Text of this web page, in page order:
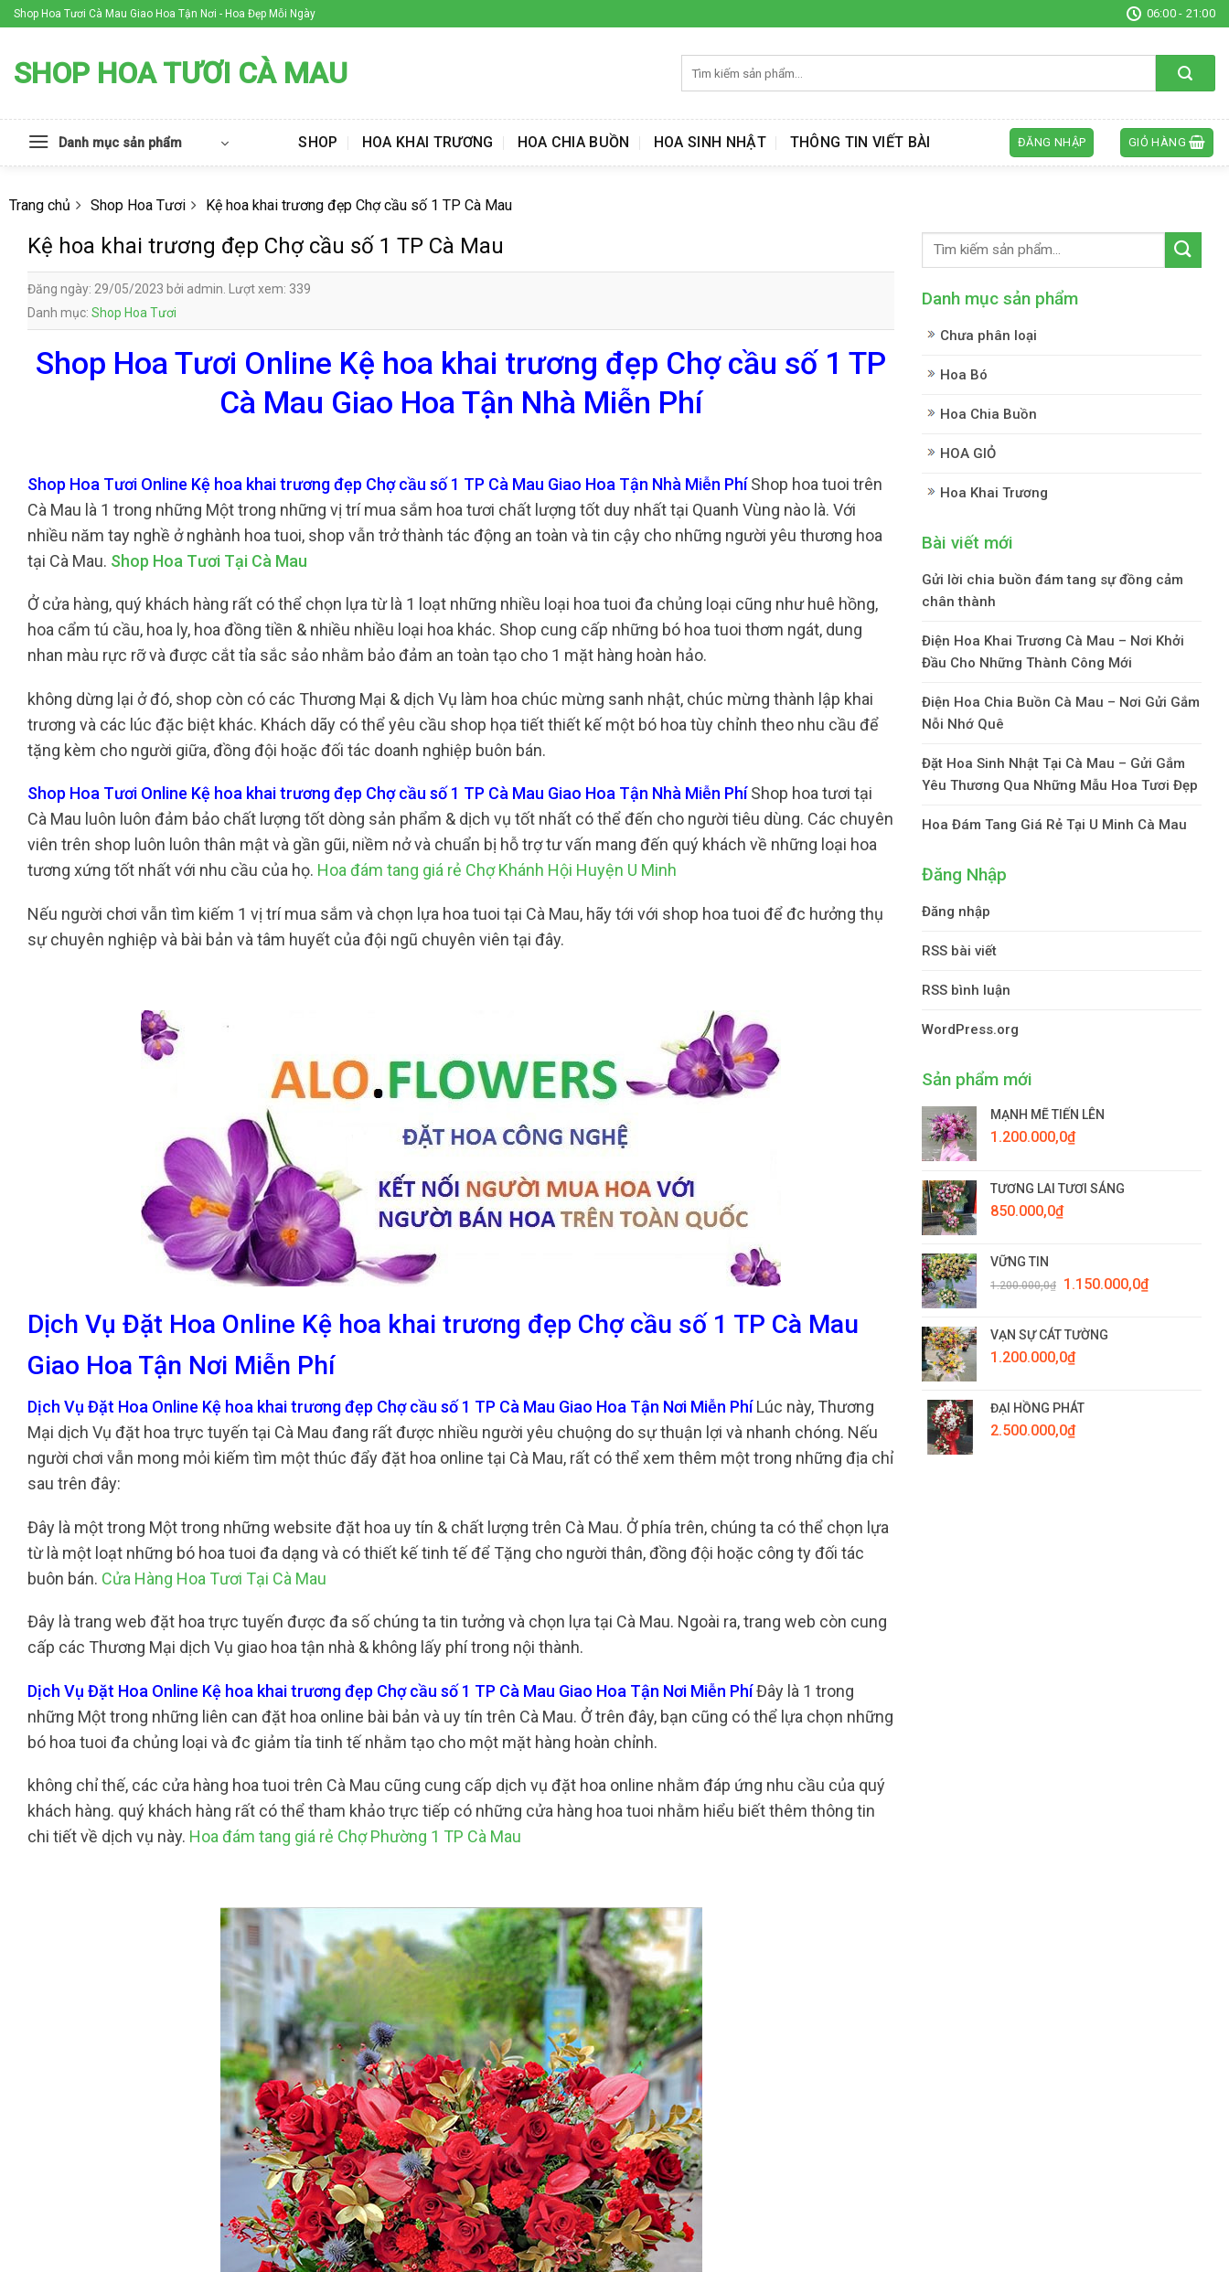
Skip
to
Shop Hoa Tươi Cà Mau Giao Hoa Tận Nơi - Hoa Đẹp Mỗi Ngày 06:00 - 21:00
SHOP HOA TƯƠI CÀ MAU
kiếm:
Danh mục sản phẩm SHOP HOA KHAI TRƯƠNG HOA CHIA BUỒN HOA SINH NHẬT THÔNG TIN VIẾT BÀI ĐĂNG NHẬP GIỎ HÀNG
Trang chủ Shop Hoa Tươi Kệ hoa khai trương đẹp Chợ cầu số 1 TP Cà Mau
Kệ hoa khai trương đẹp Chợ cầu số 1 TP Cà Mau
Đăng ngày: 29/05/2023 bởi admin. Lượt xem: 339
Danh mục: Shop Hoa Tươi
Shop Hoa Tươi Online Kệ hoa khai trương đẹp Chợ cầu số 1 TP
Cà Mau Giao Hoa Tận Nhà Miễn Phí
Shop Hoa Tươi Online Kệ hoa khai trương đẹp Chợ cầu số 1 TP Cà Mau Giao Hoa Tận Nhà Miễn PhíShop hoa tuoi trên
Cà Mau là 1 trong những Một trong những vị trí mua sắm hoa tươi chất lượng tốt duy nhất tại Quanh Vùng nào là. Với
nhiều năm tay nghề ở nghành hoa tuoi, shop vẫn trở thành tác động an toàn và tin cậy cho những người yêu thương hoa
tại Cà Mau. Shop Hoa Tươi Tại Cà Mau
Ở cửa hàng, quý khách hàng rất có thể chọn lựa từ là 1 loạt những nhiều loại hoa tuoi đa chủng loại cũng như huê hồng,
hoa cẩm tú cầu, hoa ly, hoa đồng tiền & nhiều nhiều loại hoa khác. Shop cung cấp những bó hoa tuoi thơm ngát, dung
nhan màu rực rỡ và được cắt tỉa sắc sảo nhằm bảo đảm an toàn tạo cho 1 mặt hàng hoàn hảo.
không dừng lại ở đó, shop còn có các Thương Mại & dịch Vụ làm hoa chúc mừng sanh nhật, chúc mừng thành lập khai
trương và các lúc đặc biệt khác. Khách dãy có thể yêu cầu shop họa tiết thiết kế một bó hoa tùy chỉnh theo nhu cầu để
tặng kèm cho người giữa, đồng đội hoặc đối tác doanh nghiệp buôn bán.
Shop Hoa Tươi Online Kệ hoa khai trương đẹp Chợ cầu số 1 TP Cà Mau Giao Hoa Tận Nhà Miễn PhíShop hoa tươi tại
Cà Mau luôn luôn đảm bảo chất lượng tốt dòng sản phẩm & dịch vụ tốt nhất có thể đến cho người tiêu dùng. Các chuyên
viên trên shop luôn luôn thân mật và gần gũi, niềm nở và chuẩn bị hỗ trợ tư vấn mang đến quý khách về những loại hoa
tương xứng tốt nhất với nhu cầu của họ. Hoa đám tang giá rẻ Chợ Khánh Hội Huyện U Minh
Nếu người chơi vẫn tìm kiếm 1 vị trí mua sắm và chọn lựa hoa tuoi tại Cà Mau, hãy tới với shop hoa tuoi để đc hưởng thụ
sự chuyên nghiệp và bài bản và tâm huyết của đội ngũ chuyên viên tại đây.
Dịch Vụ Đặt Hoa Online Kệ hoa khai trương đẹp Chợ cầu số 1 TP Cà Mau
Giao Hoa Tận Nơi Miễn Phí
Dịch Vụ Đặt Hoa Online Kệ hoa khai trương đẹp Chợ cầu số 1 TP Cà Mau Giao Hoa Tận Nơi Miễn PhíLúc này, Thương
Mại dịch Vụ đặt hoa trực tuyến tại Cà Mau đang rất được nhiều người yêu chuộng do sự thuận lợi và nhanh chóng. Nếu
người chơi vẫn mong mỏi kiếm tìm một thúc đẩy đặt hoa online tại Cà Mau, rất có thể xem thêm một trong những địa chỉ
sau trên đây:
Đây là một trong Một trong những website đặt hoa uy tín & chất lượng trên Cà Mau. Ở phía trên, chúng ta có thể chọn lựa
từ là một loạt những bó hoa tuoi đa dạng và có thiết kế tinh tế để Tặng cho người thân, đồng đội hoặc công ty đối tác
buôn bán. Cửa Hàng Hoa Tươi Tại Cà Mau
Đây là trang web đặt hoa trực tuyến được đa số chúng ta tin tưởng và chọn lựa tại Cà Mau. Ngoài ra, trang web còn cung
cấp các Thương Mại dịch Vụ giao hoa tận nhà & không lấy phí trong nội thành.
Dịch Vụ Đặt Hoa Online Kệ hoa khai trương đẹp Chợ cầu số 1 TP Cà Mau Giao Hoa Tận Nơi Miễn PhíĐây là 1 trong
những Một trong những liên can đặt hoa online bài bản và uy tín trên Cà Mau. Ở trên đây, bạn cũng có thể lựa chọn những
bó hoa tuoi đa chủng loại và đc giảm tỉa tinh tế nhằm tạo cho một mặt hàng hoàn chỉnh.
không chỉ thế, các cửa hàng hoa tuoi trên Cà Mau cũng cung cấp dịch vụ đặt hoa online nhằm đáp ứng nhu cầu của quý
khách hàng. quý khách hàng rất có thể tham khảo trực tiếp có những cửa hàng hoa tuoi nhằm hiểu biết thêm thông tin
chi tiết về dịch vụ này. Hoa đám tang giá rẻ Chợ Phường 1 TP Cà Mau
Danh mục sản phẩm
Chưa phân loại
Hoa Bó
Hoa Chia Buồn
HOA GIỎ
Hoa Khai Trương
Bài viết mới
Gửi lời chia buồn đám tang sự đồng cảm
chân thành
Điện Hoa Khai Trương Cà Mau – Nơi Khởi
Đầu Cho Những Thành Công Mới
Điện Hoa Chia Buồn Cà Mau – Nơi Gửi Gắm
Nỗi Nhớ Quê
Đặt Hoa Sinh Nhật Tại Cà Mau – Gửi Gắm
Yêu Thương Qua Những Mẫu Hoa Tươi Đẹp
Hoa Đám Tang Giá Rẻ Tại U Minh Cà Mau
Đăng Nhập
Đăng nhập
RSS bài viết
RSS bình luận
WordPress.org
Sản phẩm mới
MẠNH MẼ TIẾN LÊN
1.200.000,0₫
TƯƠNG LAI TƯƠI SÁNG
850.000,0₫
VỮNG TIN
1.200.000,0₫
Giá
1.200.000,0₫.
1.150.000,0₫Giá
VẠN SỰ CÁT TƯỜNG
1.200.000,0₫
ĐẠI HỒNG PHÁT
2.500.000,0₫